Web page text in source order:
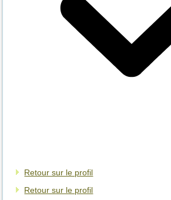
Retour sur le profil
Retour sur le profil